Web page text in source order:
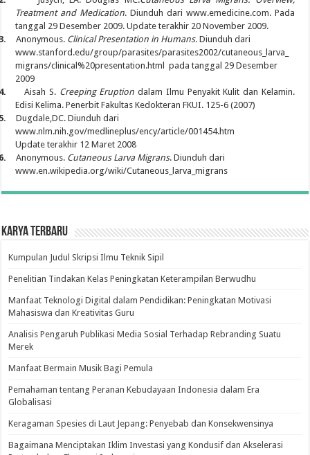
Treatment and Medication. Diunduh dari www.emedicine.com. Pada
tanggal 29 Desember 2009. Update terakhir 20 November 2009.
Anonymous. Clinical Presentation in Humans. Diunduh dari
www.stanford.edu/group/parasites/parasites2002/cutaneous_larva_
migrans/clinical%20presentation.html pada tanggal 29 Desember
2009
Aisah S. Creeping Eruption dalam Ilmu Penyakit Kulit dan Kelamin.
Edisi Kelima. Penerbit Fakultas Kedokteran FKUI. 125-6 (2007)
Dugdale ,DC. Diunduh dari
www.nlm.nih.gov/medlineplus/ency/article/001454.htm
Update terakhir 12 Maret 2008
Anonymous. Cutaneous Larva Migrans. Diunduh dari
www.en.wikipedia.org/wiki/Cutaneous_larva_migrans
Karya Terbaru
Kumpulan Judul Skripsi Ilmu Teknik Sipil
Penelitian Tindakan Kelas Peningkatan Keterampilan Berwudhu
Manfaat Teknologi Digital dalam Pendidikan: Peningkatan Motivasi
Mahasiswa dan Kreativitas Guru
Analisis Pengaruh Publikasi Media Sosial Terhadap Rebranding Suatu
Merek
Manfaat Bermain Musik Bagi Pemula
Pemahaman tentang Peranan Kebudayaan Indonesia dalam Era
Globalisasi
Keragaman Spesies di Laut Jepang: Penyebab dan Konsekwensinya
Bagaimana Menciptakan Iklim Investasi yang Kondusif dan Akselerasi